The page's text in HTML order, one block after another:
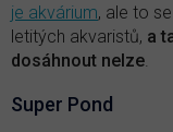
je akvárium, ale to
letitých akvaristů, a
dosáhnout nelze
Super Pond